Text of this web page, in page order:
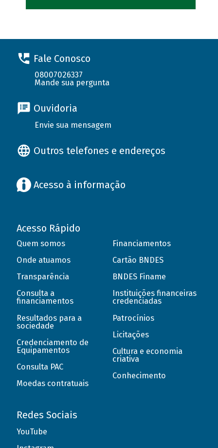
Fale Conosco
08007026337
Mande sua pergunta
Ouvidoria
Envie sua mensagem
Outros telefones e endereços
Acesso à informação
Acesso Rápido
Quem somos
Onde atuamos
Transparência
Consulta a
financiamentos
Resultados para a
sociedade
Credenciamento de
Equipamentos
Consulta PAC
Moedas contratuais
Financiamentos
Cartão BNDES
BNDES Finame
Instituições financeiras
credenciadas
Patrocínios
Licitações
Cultura e economia
criativa
Conhecimento
Redes Sociais
YouTube